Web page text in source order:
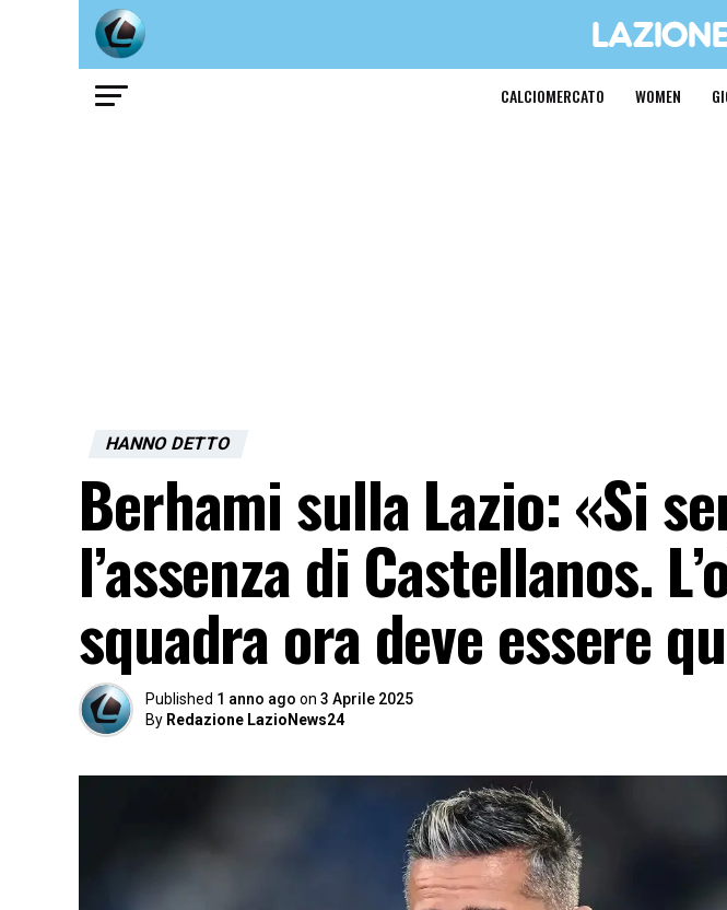
CALCIOMERCATO WOMEN
HANNO DETTO
Berhami sulla Lazio: «Si
l’assenza di Castellanos.
squadra ora deve essere
Published 1 anno ago on 3 Aprile 2025
By Redazione LazioNews24